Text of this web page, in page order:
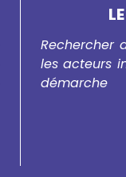
Rechercher
les acteurs
démarche